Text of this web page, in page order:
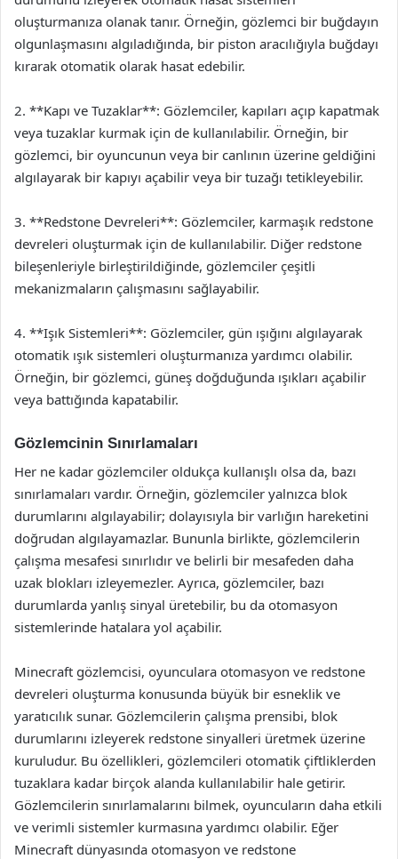
oluşturmanıza olanak tanır. Örneğin, gözlemci bir buğdayın
olgunlaşmasını algıladığında, bir piston aracılığıyla buğdayı
kırarak otomatik olarak hasat edebilir.
2. **Kapı ve Tuzaklar**: Gözlemciler, kapıları açıp kapatmak
veya tuzaklar kurmak için de kullanılabilir. Örneğin, bir
gözlemci, bir oyuncunun veya bir canlının üzerine geldiğini
algılayarak bir kapıyı açabilir veya bir tuzağı tetikleyebilir.
3. **Redstone Devreleri**: Gözlemciler, karmaşık redstone
devreleri oluşturmak için de kullanılabilir. Diğer redstone
bileşenleriyle birleştirildiğinde, gözlemciler çeşitli
mekanizmaların çalışmasını sağlayabilir.
4. **Işık Sistemleri**: Gözlemciler, gün ışığını algılayarak
otomatik ışık sistemleri oluşturmanıza yardımcı olabilir.
Örneğin, bir gözlemci, güneş doğduğunda ışıkları açabilir
veya battığında kapatabilir.
Gözlemcinin Sınırlamaları
Her ne kadar gözlemciler oldukça kullanışlı olsa da, bazı
sınırlamaları vardır. Örneğin, gözlemciler yalnızca blok
durumlarını algılayabilir; dolayısıyla bir varlığın hareketini
doğrudan algılayamazlar. Bununla birlikte, gözlemcilerin
çalışma mesafesi sınırlıdır ve belirli bir mesafeden daha
uzak blokları izleyemezler. Ayrıca, gözlemciler, bazı
durumlarda yanlış sinyal üretebilir, bu da otomasyon
sistemlerinde hatalara yol açabilir.
Minecraft gözlemcisi, oyunculara otomasyon ve redstone
devreleri oluşturma konusunda büyük bir esneklik ve
yaratıcılık sunar. Gözlemcilerin çalışma prensibi, blok
durumlarını izleyerek redstone sinyalleri üretmek üzerine
kuruludur. Bu özellikleri, gözlemcileri otomatik çiftliklerden
tuzaklara kadar birçok alanda kullanılabilir hale getirir.
Gözlemcilerin sınırlamalarını bilmek, oyuncuların daha etkili
ve verimli sistemler kurmasına yardımcı olabilir. Eğer
Minecraft dünyasında otomasyon ve redstone